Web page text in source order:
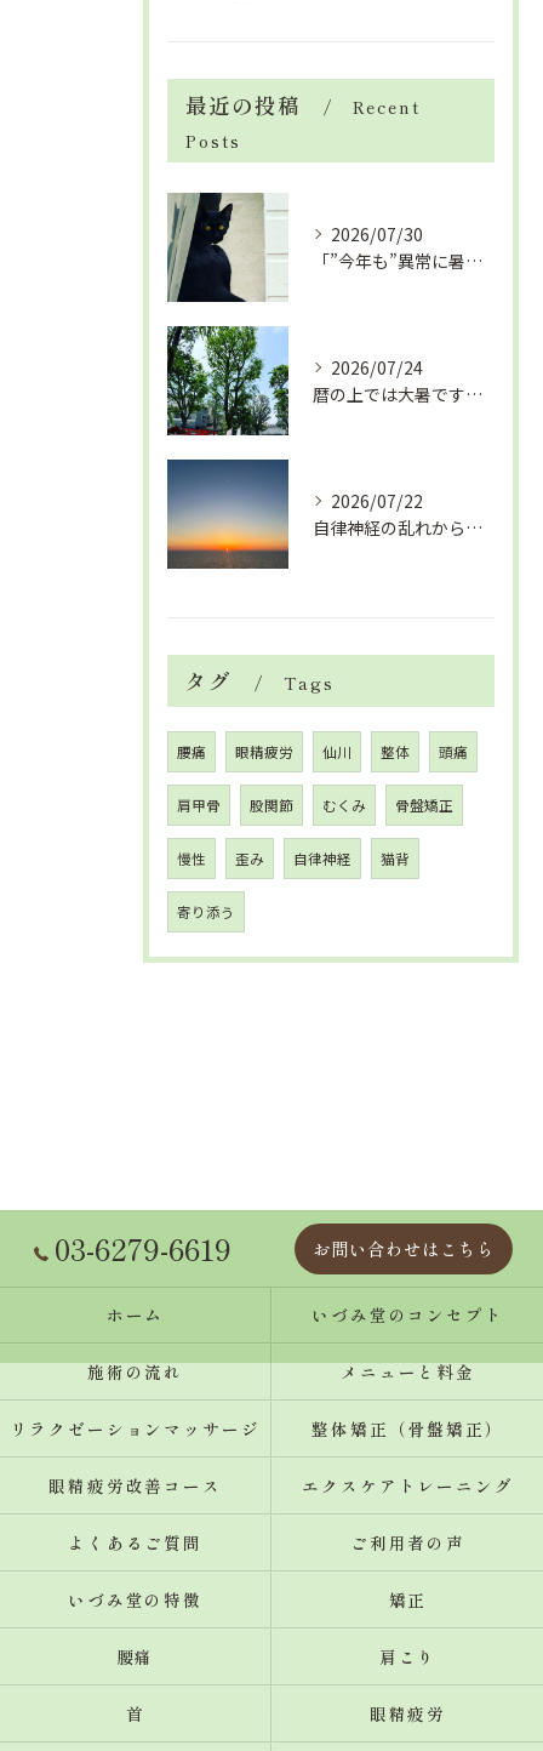
最近の投稿
Recent
Posts
2026/07/30
「”今年も”異常に暑い夏」酷暑+冷房＝夏風邪、腰痛、ひざの痛...
2026/07/24
暦の上では大暑です！腰痛や肩こりから来る頭痛
2026/07/22
自律神経の乱れから生活習慣病、血液循環の滞り
タグ Tags
腰痛 眼精疲労 仙川 整体 頭痛
肩甲骨 股関節 むくみ 骨盤矯正
慢性 歪み 自律神経 猫背
寄り添う
03-6279-6619 お問い合わせはこちら
ホーム いづみ堂のコンセプト
施術の流れ メニューと料金
リラクゼーションマッサージ 整体矯正（骨盤矯正）
眼精疲労改善コース エクスケアトレーニング
よくあるご質問 ご利用者の声
いづみ堂の特徴 矯正
腰痛 肩こり
首 眼精疲労